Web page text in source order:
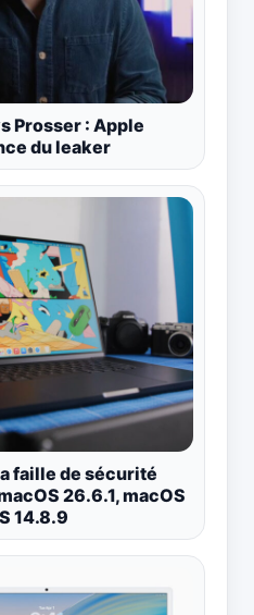
Prosser : Apple
du leaker
faille de sécurité
26.6.1, macOS
14.8.9